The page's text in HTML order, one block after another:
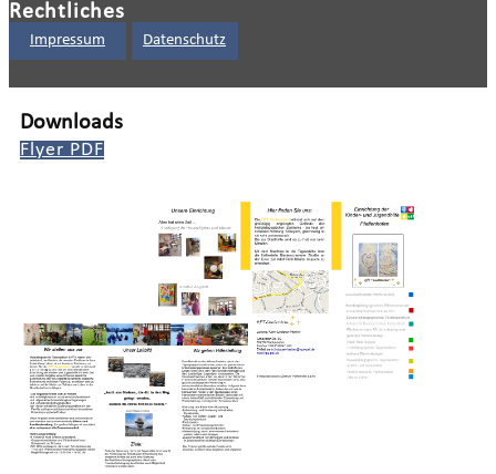
Rechtliches
Impressum Datenschutz
Downloads
Flyer PDF